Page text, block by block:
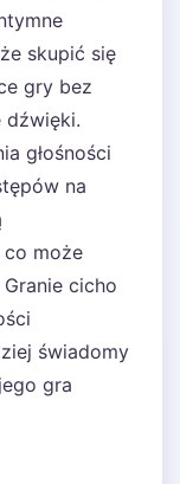
skupić się
gry bez
dźwięki.
głośności
na
może
cicho
świadomy
gra